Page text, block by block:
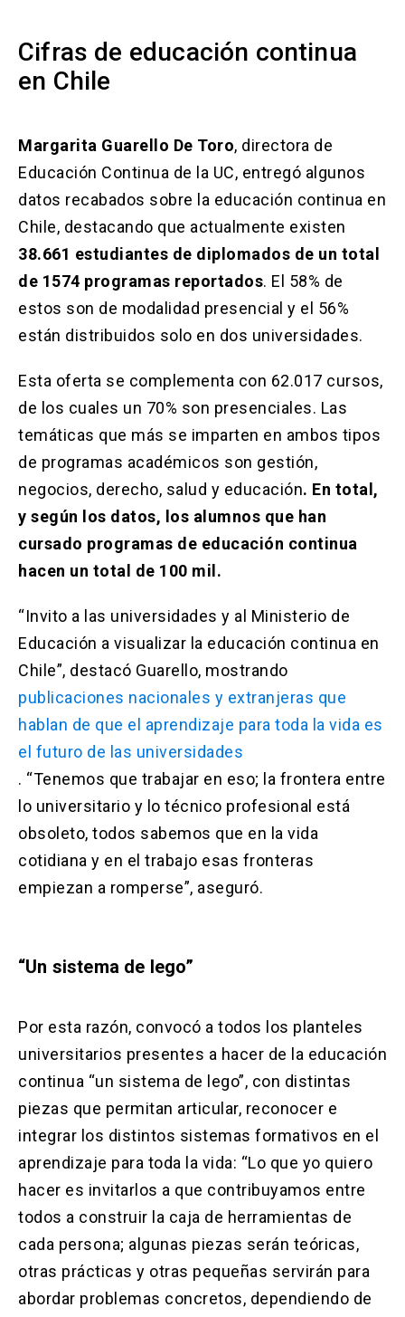
Cifras de educación continua
en Chile
Margarita Guarello De Toro, directora de
Educación Continua de la UC, entregó algunos
datos recabados sobre la educación continua en
Chile, destacando que actualmente existen
38.661 estudiantes de diplomados de un total
de 1574 programas reportados. El 58% de
estos son de modalidad presencial y el 56%
están distribuidos solo en dos universidades.
Esta oferta se complementa con 62.017 cursos,
de los cuales un 70% son presenciales. Las
temáticas que más se imparten en ambos tipos
de programas académicos son gestión,
negocios, derecho, salud y educación. En total,
y según los datos, los alumnos que han
cursado programas de educación continua
hacen un total de 100 mil.
“Invito a las universidades y al Ministerio de
Educación a visualizar la educación continua en
Chile”, destacó Guarello, mostrando
publicaciones nacionales y extranjeras que
hablan de que el aprendizaje para toda la vida es
el futuro de las universidades
. “Tenemos que trabajar en eso; la frontera entre
lo universitario y lo técnico profesional está
obsoleto, todos sabemos que en la vida
cotidiana y en el trabajo esas fronteras
empiezan a romperse”, aseguró.
“Un sistema de lego”
Por esta razón, convocó a todos los planteles
universitarios presentes a hacer de la educación
continua “un sistema de lego”, con distintas
piezas que permitan articular, reconocer e
integrar los distintos sistemas formativos en el
aprendizaje para toda la vida: “Lo que yo quiero
hacer es invitarlos a que contribuyamos entre
todos a construir la caja de herramientas de
cada persona; algunas piezas serán teóricas,
otras prácticas y otras pequeñas servirán para
abordar problemas concretos, dependiendo de